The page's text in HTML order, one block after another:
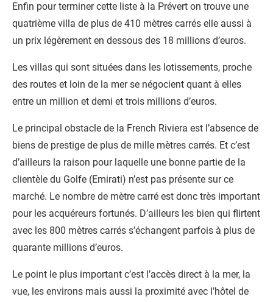
Enfin pour terminer cette liste à la Prévert on trouve une
quatrième villa de plus de 410 mètres carrés elle aussi à
un prix légèrement en dessous des 18 millions d’euros.
Les villas qui sont situées dans les lotissements, proche
des routes et loin de la mer se négocient quant à elles
entre un million et demi et trois millions d’euros.
Le principal obstacle de la French Riviera est l’absence de
biens de prestige de plus de mille mètres carrés. Et c’est
d’ailleurs la raison pour laquelle une bonne partie de la
clientèle du Golfe (Emirati) n’est pas présente sur ce
marché. Le nombre de mètre carré est donc très important
pour les acquéreurs fortunés. D’ailleurs les bien qui flirtent
avec les 800 mètres carrés s’échangent parfois à plus de
quarante millions d’euros.
Le point le plus important c’est l’accès direct à la mer, la
vue, les environs mais aussi la proximité avec l’hôtel de